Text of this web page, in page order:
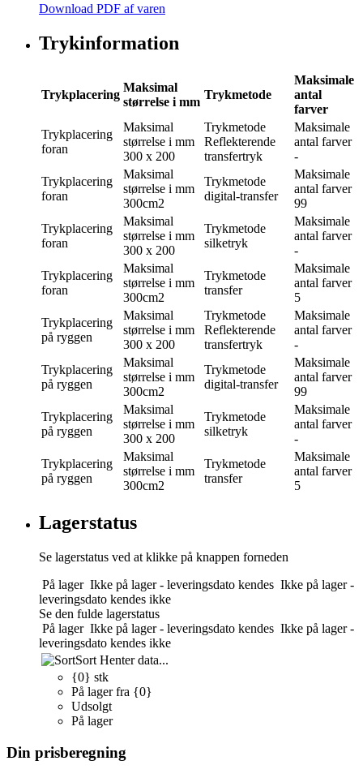
Download PDF af varen
Trykinformation
Trykplacering
Maksimal
størrelse i mm
Trykmetode
Maksimale
antal
farver
Trykplacering
foran
Maksimal
størrelse i mm
300 x 200
Trykmetode
Reflekterende
transfertryk
Maksimale
antal farver
-
Trykplacering
foran
Maksimal
størrelse i mm
300cm2
Trykmetode
digital-transfer
Maksimale
antal farver
99
Trykplacering
foran
Maksimal
størrelse i mm
300 x 200
Trykmetode
silketryk
Maksimale
antal farver
-
Trykplacering
foran
Maksimal
størrelse i mm
300cm2
Trykmetode
transfer
Maksimale
antal farver
5
Trykplacering
på ryggen
Maksimal
størrelse i mm
300 x 200
Trykmetode
Reflekterende
transfertryk
Maksimale
antal farver
-
Trykplacering
på ryggen
Maksimal
størrelse i mm
300cm2
Trykmetode
digital-transfer
Maksimale
antal farver
99
Trykplacering
på ryggen
Maksimal
størrelse i mm
300 x 200
Trykmetode
silketryk
Maksimale
antal farver
-
Trykplacering
på ryggen
Maksimal
størrelse i mm
300cm2
Trykmetode
transfer
Maksimale
antal farver
5
Lagerstatus
Se lagerstatus ved at klikke på knappen forneden
På lager Ikke på lager - leveringsdato kendes Ikke på lager -
leveringsdato kendes ikke
Se den fulde lagerstatus
På lager Ikke på lager - leveringsdato kendes Ikke på lager -
leveringsdato kendes ikke
Sort Henter data...
{0} stk
På lager fra {0}
Udsolgt
På lager
Din prisberegning